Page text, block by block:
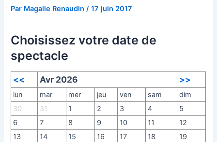
Par Magalie Renaudin/17 juin 2017
Choisissez votre date de
spectacle
<< Avr 2026 >>
lun mar mer jeu ven sam
dim
30
31 1 2 3 4
5
6
7 8 9 10 11
12
13
14 15 16 17 18
19